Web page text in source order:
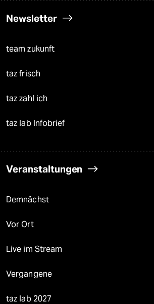
Newsletter
team zukunft
taz frisch
taz zahl ich
taz lab Infobrief
Veranstaltungen
Demnächst
Vor Ort
Live im Stream
Vergangene
taz lab 2027